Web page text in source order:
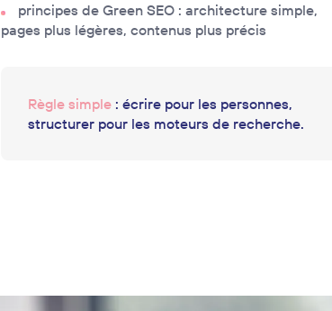
principes de Green SEO : architecture simple,
pages plus légères, contenus plus précis
Règle simple : écrire pour les personnes,
structurer pour les moteurs de recherche.